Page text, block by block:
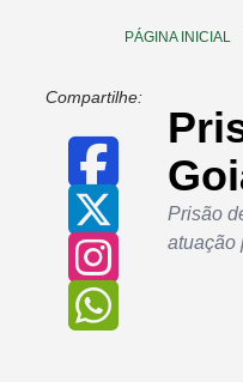
PÁGINA INICIAL
Compartilhe:
Prisão
atuação